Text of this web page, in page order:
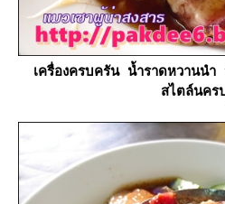
เครื่องครบครัน น้ำราดหวานน
สไตล์นคร